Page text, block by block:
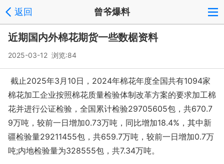
返回 曾爷爆料
近期国内外棉花期货一些数椐资料
2025-03-12 浏览:84
截止2025年3月10日，2024年棉花年度全国共有1094家
棉花加工企业按照棉花质量检验体制改革方案的要求加工棉
花并进行公证检验，全国累计检验29705605包，共670.7
9万吨，较前一日增加0.73万吨，同比增加18.4%，其中新
疆检验量29211455包，共659.7万吨，较前一日增加0.7万
吨;内地检验量为328555包，共7.34万吨。